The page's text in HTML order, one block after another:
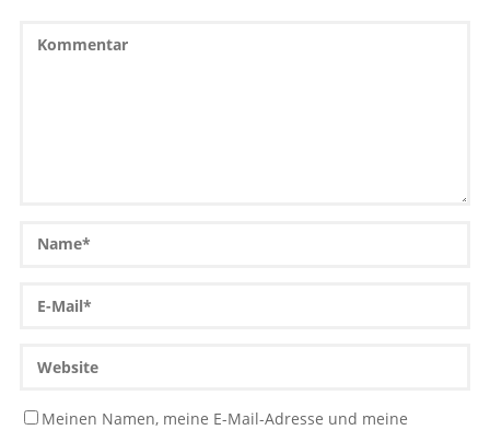
Meinen Namen, meine E-Mail-Adresse und meine